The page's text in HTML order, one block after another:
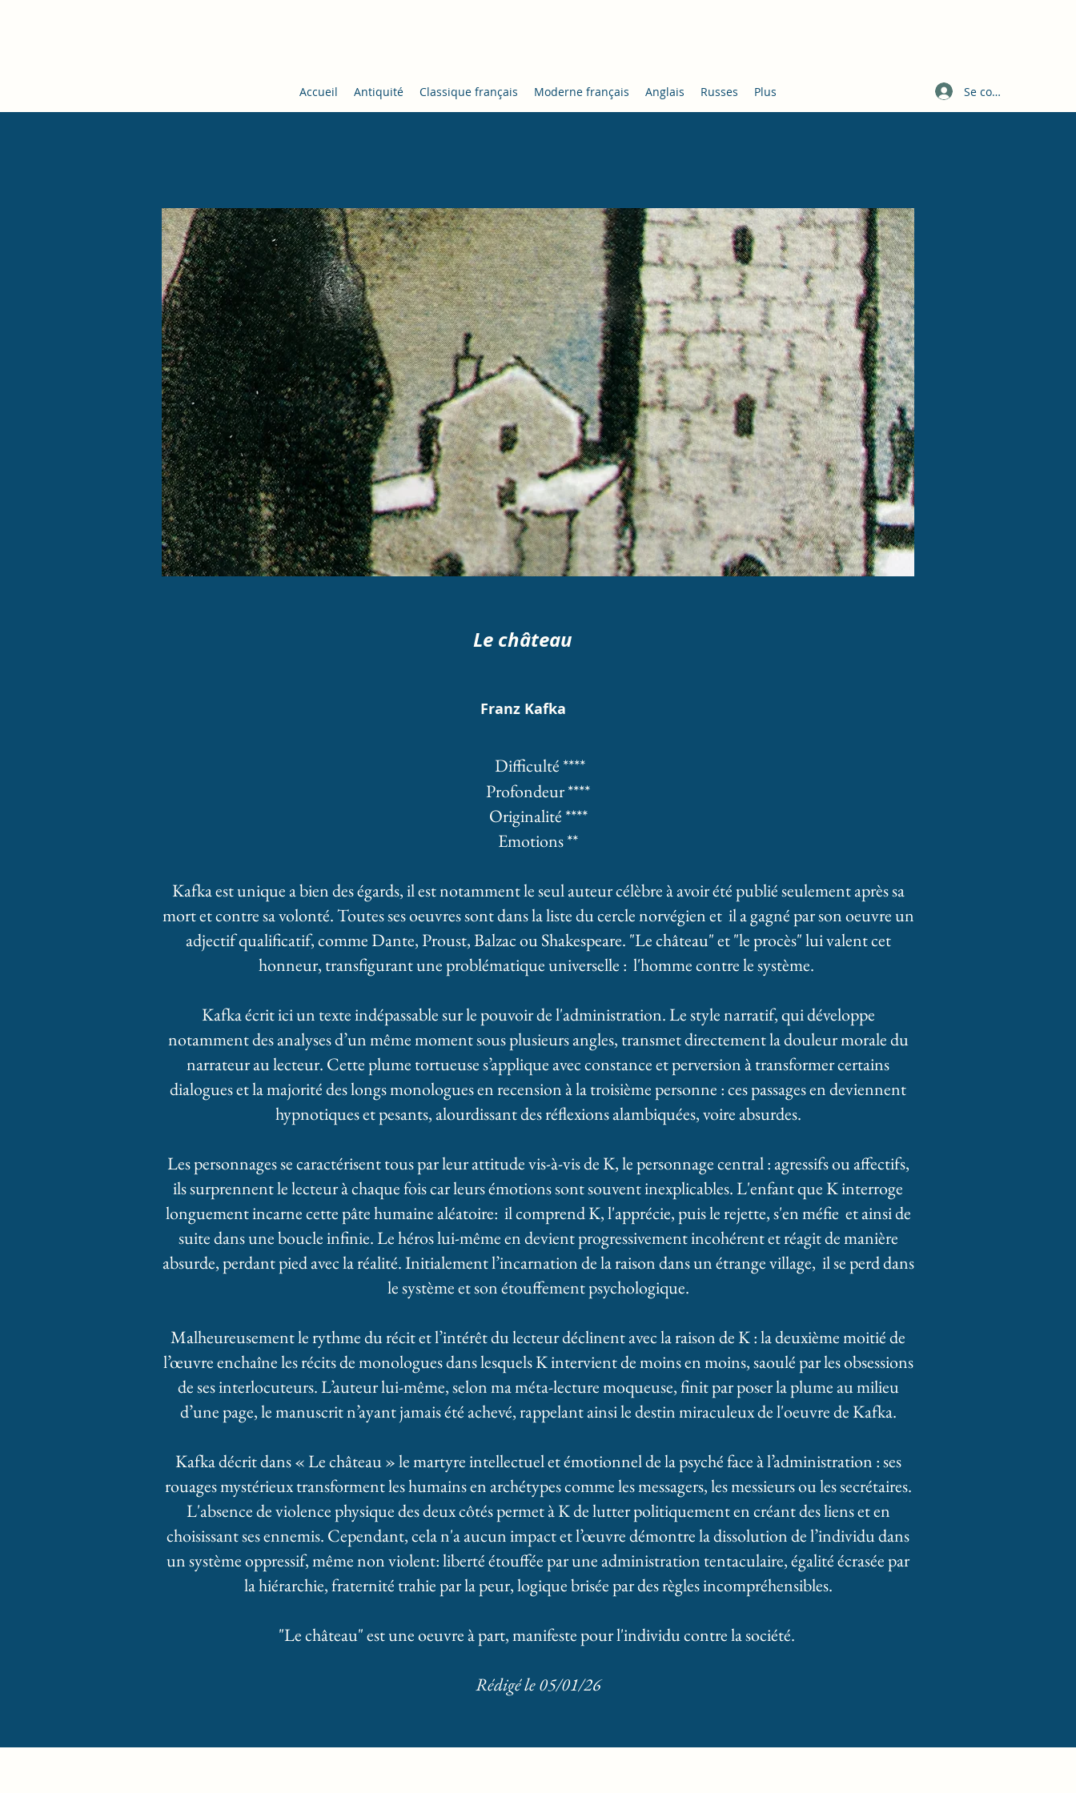
Accueil Antiquité Classique français Moderne français Anglais Russes Plus Se connecter
Le château
Franz Kafka
Difficulté ****
Profondeur ****
Originalité ****
Emotions **
​Kafka est unique a bien des égards, il est notamment le seul auteur célèbre à avoir été publié seulement après sa
mort et contre sa volonté. Toutes ses oeuvres sont dans la liste du cercle norvégien et il a gagné par son oeuvre un
adjectif qualificatif, commeDante, Proust, Balzac ou Shakespeare. "Le château" et "le procès" lui valent cet
honneur, transfigurant une problématique universelle : l'homme contre le système.
Kafka écrit ici un texte indépassable sur le pouvoir de l'administration. Le style narratif, qui développe
notamment des analyses d’un même moment sous plusieurs angles, transmet directement la douleur morale du
narrateur au lecteur. Cette plume tortueuse s’applique avec constance et perversion à transformer certains
dialogues et la majorité des longs monologues en recension à la troisième personne : ces passages en deviennent
hypnotiques et pesants, alourdissant des réflexions alambiquées, voire absurdes.
Les personnages se caractérisent tous par leur attitude vis-à-vis de K, le personnage central : agressifs ou affectifs,
ils surprennent le lecteur à chaque fois car leurs émotions sont souvent inexplicables. L'enfant que K interroge
longuement incarne cette pâte humaine aléatoire: il comprend K, l'apprécie, puis le rejette, s'en méfie et ainsi de
suite dans une boucle infinie. Le héros lui-même en devient progressivement incohérent et réagit de manière
absurde, perdant pied avec la réalité. Initialement l’incarnation de la raison dans un étrange village, il se perd dans
le système et son étouffement psychologique.
Malheureusement le rythme du récit et l’intérêt du lecteur déclinent avec la raison de K : la deuxième moitié de
l’œuvre enchaîne les récits de monologues dans lesquels K intervient de moins en moins, saoulé par les obsessions
de ses interlocuteurs. L’auteur lui-même, selon ma méta-lecture moqueuse, finit par poser la plume au milieu
d’une page, le manuscrit n’ayant jamais été achevé, rappelant ainsi le destin miraculeux de l'oeuvre de Kafka.
Kafka décrit dans « Le château » le martyre intellectuel et émotionnel de la psyché face à l’administration : ses
rouages mystérieux transforment les humains en archétypes comme les messagers, les messieurs ou les secrétaires.
L'absence de violence physique des deux côtés permet à K de lutter politiquement en créant des liens et en
choisissant ses ennemis. Cependant, cela n'a aucun impact etl’œuvre démontre la dissolution de l’individu dans
un système oppressif, même non violent: liberté étouffée par une administration tentaculaire, égalité écrasée par
la hiérarchie, fraternité trahie par la peur, logique brisée par des règles incompréhensibles.
"Le château" est une oeuvre à part, manifeste pour l'individu contre la société.
Rédigé le 05/01/26